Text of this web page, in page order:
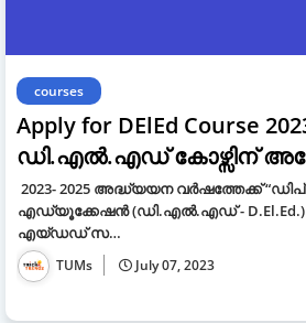
courses
Apply for DElEd Course
ഡി.എൽ.എഡ് കോഴ്സിന്
2023- 2025 അദ്ധ്യയന വർഷത്തേക്ക്
എഡ്യൂക്കേഷൻ (ഡി.എൽ.എഡ് - D.El.Ed.)
എയ്ഡഡ് സ…
TUMs July 07, 2023